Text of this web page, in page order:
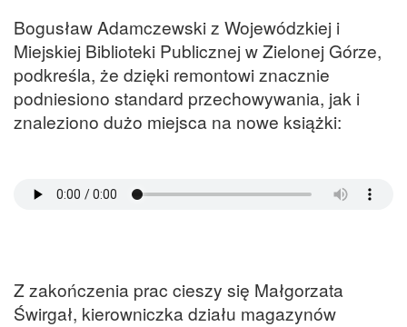
Bogusław Adamczewski z Wojewódzkiej i
Miejskiej Biblioteki Publicznej w Zielonej Górze,
podkreśla, że dzięki remontowi znacznie
podniesiono standard przechowywania, jak i
znaleziono dużo miejsca na nowe książki:
Z zakończenia prac cieszy się Małgorzata
Świrgał, kierowniczka działu magazynów